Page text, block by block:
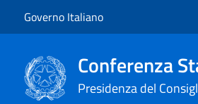
Governo Italiano
Conferenza
Presidenza del